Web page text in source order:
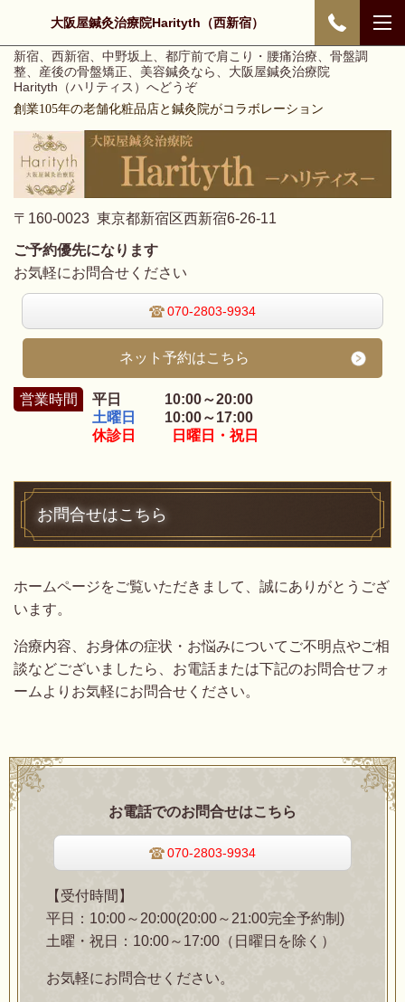
大阪屋鍼灸治療院Harityth（西新宿）
新宿、西新宿、中野坂上、都庁前で肩こり・腰痛治療、骨盤調
整、産後の骨盤矯正、美容鍼灸なら、大阪屋鍼灸治療院
Harityth（ハリティス）へどうぞ
創業105年の老舗化粧品店と鍼灸院がコラボレーション
〒160-0023 東京都新宿区西新宿6-26-11
ご予約優先になります
お気軽にお問合せください
070-2803-9934
ネット予約はこちら
営業時間
平日 10:00～20:00
土曜日 10:00～17:00
休診日 日曜日・祝日
お問合せはこちら
ホームページをご覧いただきまして、誠にありがとうござ
います。
治療内容、お身体の症状・お悩みについて ご不明点やご相
談などございましたら、お電話または下記のお問合せフォ
ームよりお気軽にお問合せください。
お電話でのお問合せはこちら
070-2803-9934
【受付時間】
平日：10:00～20:00(20:00～21:00完全予約制)
土曜・祝日：10:00～17:00（日曜日を除く）
お気軽にお問合せください。